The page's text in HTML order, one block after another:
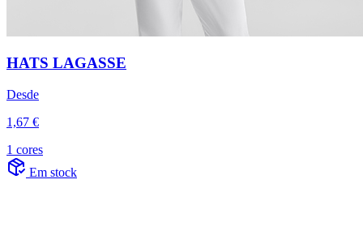
HATS LAGASSE
Desde
1,67 €
1 cores
Em stock